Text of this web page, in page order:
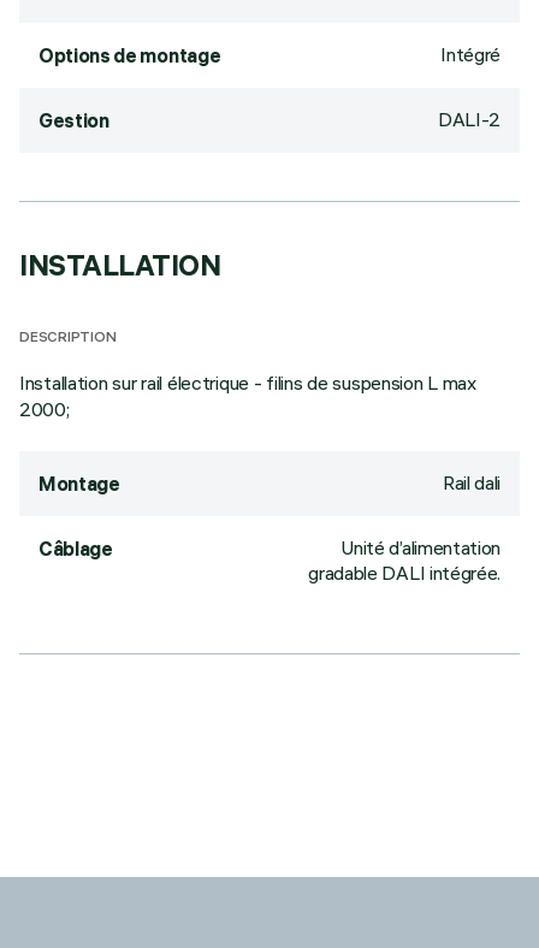
Options de montage Intégré
Gestion DALI-2
INSTALLATION
DESCRIPTION
Installation sur rail électrique - filins de suspension L max
2000;
Montage Rail dali
Câblage
Unité d’alimentation
gradable DALI intégrée.